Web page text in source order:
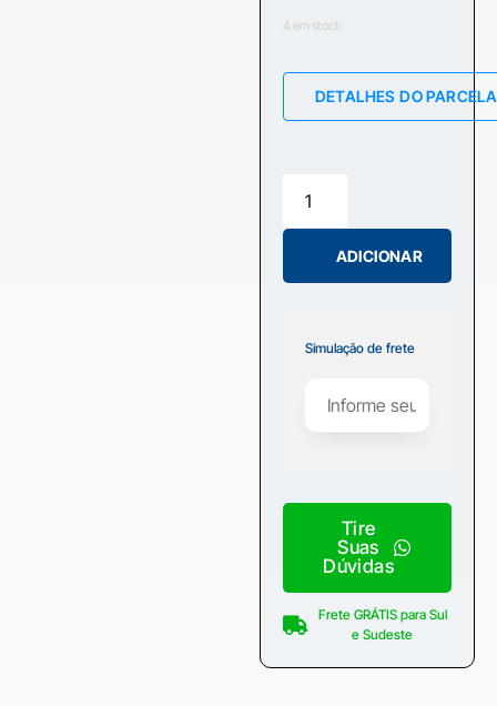
4 em stock
DETALHES DO
ADICIONAR
Simulação de frete
Tire
Suas
Dúvidas
Frete GRÁTIS para Sul
e Sudeste